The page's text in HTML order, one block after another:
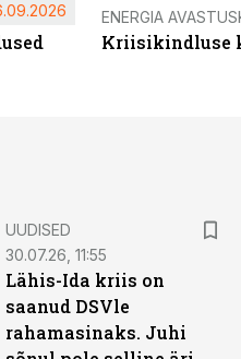
ENERGIA
Kriisikindluse
UUDISED
30.07.26, 11:55
Lähis-Ida kriis on
saanud DSVle
rahamasinaks. Juhi